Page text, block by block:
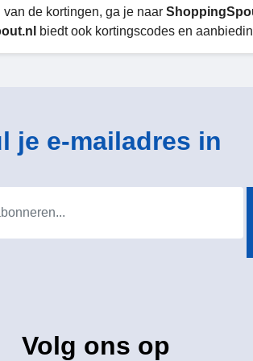
de kortingen, ga je naar
biedt ook kortingscodes en
je e-mailadres in
Volg ons op